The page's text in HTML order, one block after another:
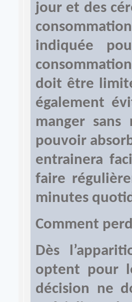
jour et des
indiquée
doit être
également
manger
pouvoir
entrainera
faire
minutes
Comment
Dès
optent pour
décision ne